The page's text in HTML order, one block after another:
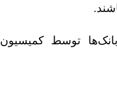
توسط کمیسیون